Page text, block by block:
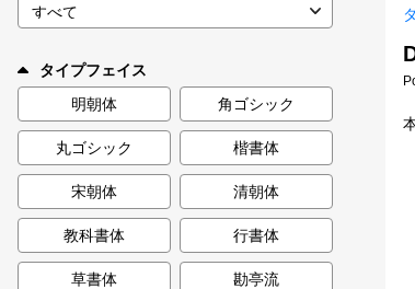
カート 0
マイページ
お気に入り
タイプフェイス
明朝体
角ゴシック
丸ゴシック 楷書体
宋朝体 清朝体
教科書体 行書体
草書体 勘亭流